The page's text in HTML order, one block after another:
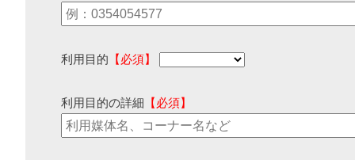
利用目的 【必須】
利用目的の詳細 【必須】